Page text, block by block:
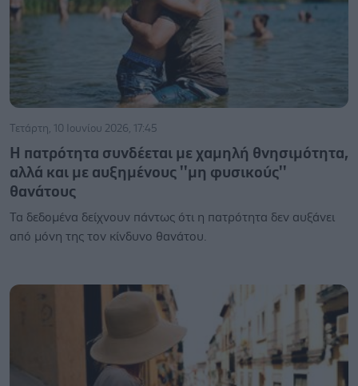
Τετάρτη, 10 Ιουνίου 2026, 17:45
Η πατρότητα συνδέεται με χαμηλή θνησιμότητα,
αλλά και με αυξημένους ''μη φυσικούς''
θανάτους
Τα δεδομένα δείχνουν πάντως ότι η πατρότητα δεν αυξάνει
από μόνη της τον κίνδυνο θανάτου.